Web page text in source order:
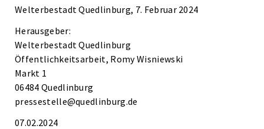
Welterbestadt Quedlinburg, 7. Februar 2024
Herausgeber:
Welterbestadt Quedlinburg
Öffentlichkeitsarbeit, Romy Wisniewski
Markt 1
06484 Quedlinburg
pressestelle@quedlinburg.de
07.02.2024